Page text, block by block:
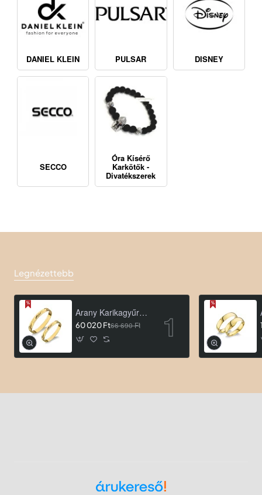
DANIEL KLEIN PULSAR DISNEY
SECCO
Óra Kísérő
Karkötők -
Divatékszerek
Legnézettebb
Arany Karikagyűrű AU ROA66
60 020 Ft66 690 Ft